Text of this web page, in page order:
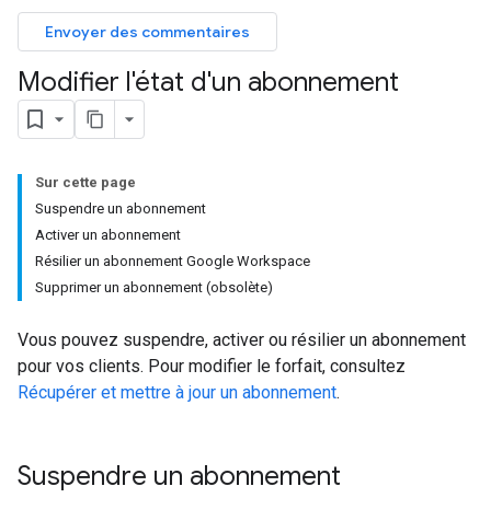
Envoyer des commentaires
Modifier l'état d'un abonnement
Sur cette page
Suspendre un abonnement
Activer un abonnement
Résilier un abonnement Google Workspace
Supprimer un abonnement (obsolète)
Vous pouvez suspendre, activer ou résilier un abonnement
pour vos clients. Pour modifier le forfait, consultez
Récupérer et mettre à jour un abonnement.
Suspendre un abonnement